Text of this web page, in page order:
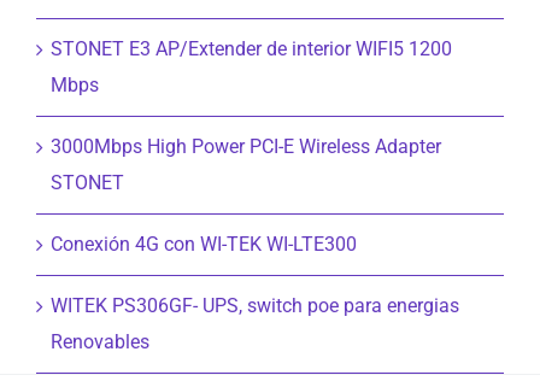
STONET E3 AP/Extender de interior WIFI5 1200
Mbps
3000Mbps High Power PCI-E Wireless Adapter
STONET
Conexión 4G con WI-TEK WI-LTE300
WITEK PS306GF- UPS, switch poe para energias
Renovables